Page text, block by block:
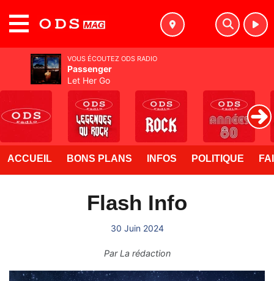
ACCUEIL BONS PLANS INFOS POLITIQUE
Flash Info
30 Juin 2024
ParLa rédaction
VOUS ÉCOUTEZ ODS RADIO
Passenger
Let Her Go